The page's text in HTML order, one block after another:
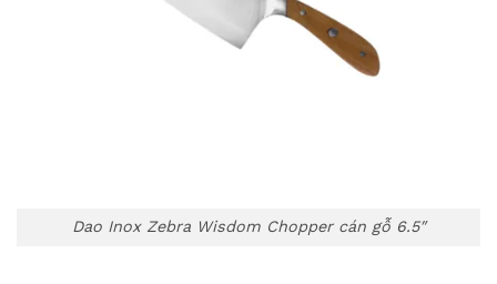
Dao Inox Zebra Wisdom Chopper cán gỗ 6.5″